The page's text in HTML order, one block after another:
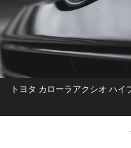
トヨタ カローラアクシオ ハイ